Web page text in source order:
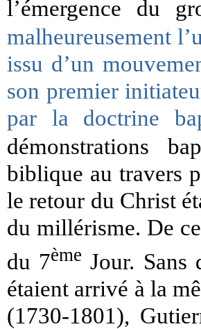
l’émergence du
malheureusement
issu d’un
son premier
par la doctrine
démonstrations
biblique au travers
le retour du Christ
du millérisme. De
du 7ème Jour. Sans
étaient arrivé à la
(1730-1801),